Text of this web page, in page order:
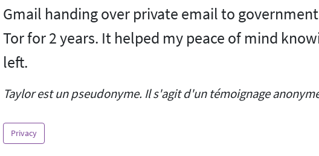
Gmail handing over private email to
Tor for 2 years. It helped my peace of mind
left.
Taylor est un pseudonyme. Il s'agit d'un témoignage
Privacy